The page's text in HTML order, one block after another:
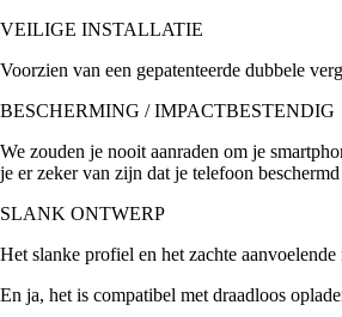
VEILIGE INSTALLATIE
Voorzien van een gepatenteerde dubbele
BESCHERMING / IMPACTBESTENDIG
We zouden je nooit aanraden om je
je er zeker van zijn dat je telefoon
SLANK ONTWERP
Het slanke profiel en het zachte
En ja, het is compatibel met draadloos